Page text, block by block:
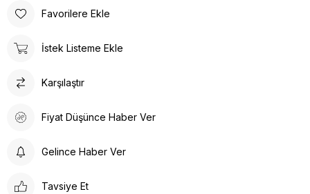
Favorilere Ekle
İstek Listeme Ekle
Karşılaştır
Fiyat Düşünce Haber Ver
Gelince Haber Ver
Tavsiye Et